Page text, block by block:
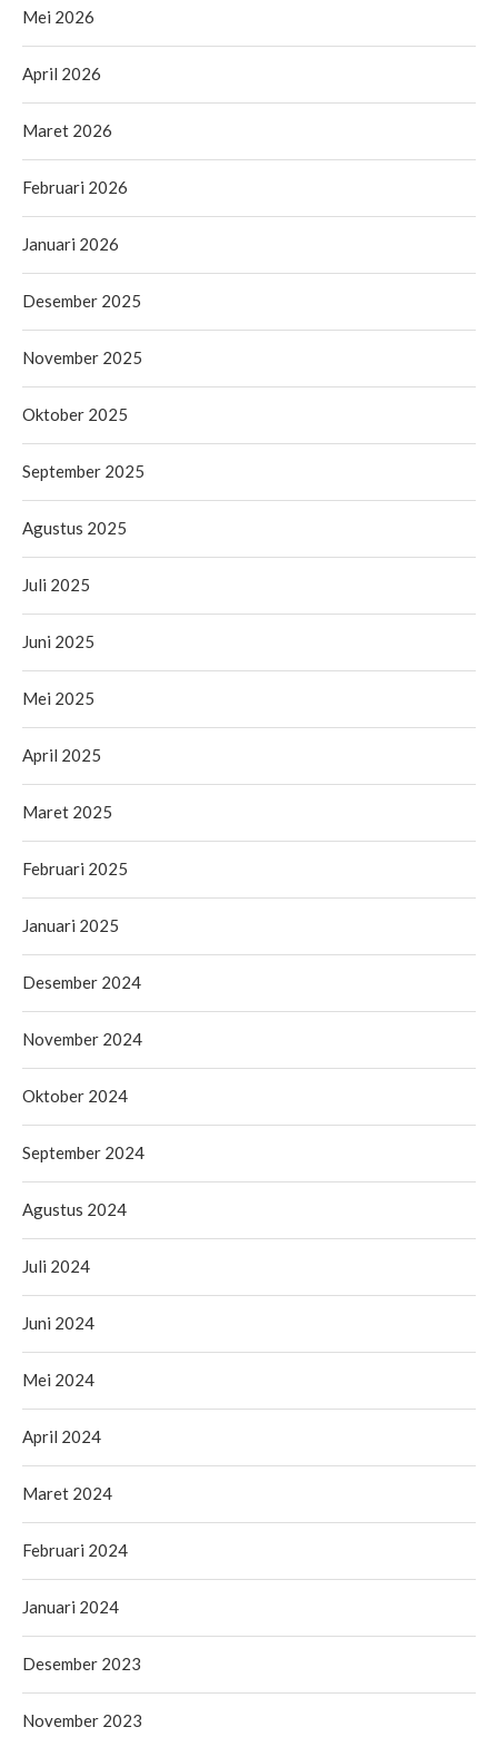
Mei 2026
April 2026
Maret 2026
Februari 2026
Januari 2026
Desember 2025
November 2025
Oktober 2025
September 2025
Agustus 2025
Juli 2025
Juni 2025
Mei 2025
April 2025
Maret 2025
Februari 2025
Januari 2025
Desember 2024
November 2024
Oktober 2024
September 2024
Agustus 2024
Juli 2024
Juni 2024
Mei 2024
April 2024
Maret 2024
Februari 2024
Januari 2024
Desember 2023
November 2023